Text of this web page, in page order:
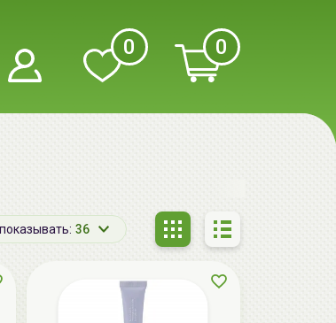
0 0
показывать: 36